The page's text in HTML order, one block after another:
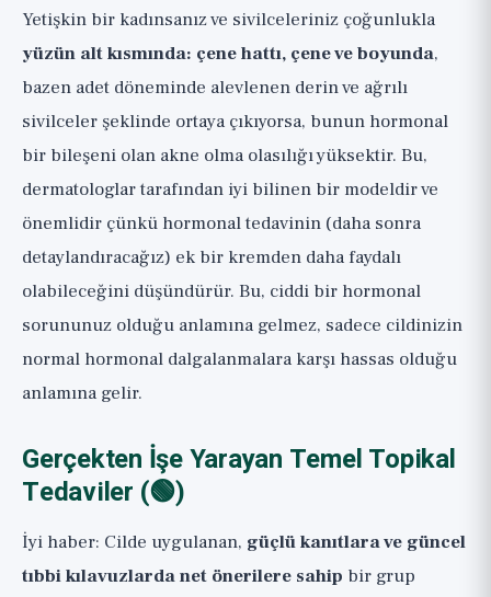
Yetişkin bir kadınsanız ve sivilceleriniz çoğunlukla
yüzün alt kısmında: çene hattı, çene ve boyunda,
bazen adet döneminde alevlenen derin ve ağrılı
sivilceler şeklinde ortaya çıkıyorsa, bunun hormonal
bir bileşeni olan akne olma olasılığı yüksektir. Bu,
dermatologlar tarafından iyi bilinen bir modeldir ve
önemlidir çünkü hormonal tedavinin (daha sonra
detaylandıracağız) ek bir kremden daha faydalı
olabileceğini düşündürür. Bu, ciddi bir hormonal
sorununuz olduğu anlamına gelmez, sadece cildinizin
normal hormonal dalgalanmalara karşı hassas olduğu
anlamına gelir.
Gerçekten İşe Yarayan Temel Topikal
Tedaviler (🟢)
İyi haber: Cilde uygulanan, güçlü kanıtlara ve güncel
tıbbi kılavuzlarda net önerilere sahip bir grup